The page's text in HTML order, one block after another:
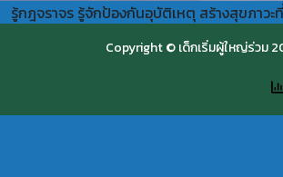
รู้กฎจราจร รู้จักป้องกันอุบัติเหตุ สร้างสุขภาวะ
Copyright © เด็กเริ่มผู้ใหญ่ร่วม